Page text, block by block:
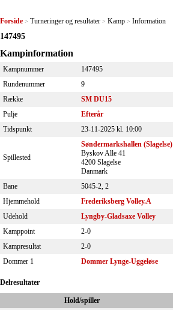
Forside > Turneringer og resultater > Kamp > Information
147495
Kampinformation
Kampnummer
147495
Rundenummer
9
Række
SM DU15
Pulje
Efterår
Tidspunkt
23-11-2025 kl. 10:00
Spillested
Søndermarkshallen (Slagelse)
Byskov Alle 41
4200 Slagelse
Danmark
Bane
5045-2, 2
Hjemmehold
Frederiksberg Volley.A
Udehold
Lyngby-Gladsaxe Volley
Kamppoint
2-0
Kampresultat
2-0
Dommer 1
Dommer Lynge-Uggeløse
Delresultater
Hold/spiller